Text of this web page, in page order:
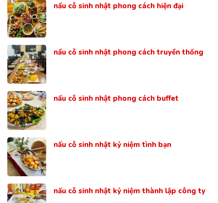
nấu cỗ sinh nhật phong cách hiện đại
nấu cỗ sinh nhật phong cách truyền thống
nấu cỗ sinh nhật phong cách buffet
nấu cỗ sinh nhật kỷ niệm tình bạn
nấu cỗ sinh nhật kỷ niệm thành lập công ty